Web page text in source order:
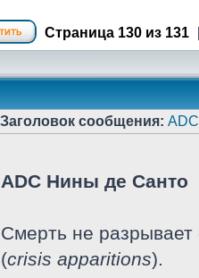
Страница 130 из 131
Заголовок сообщения:
ADC Нины де Санто
Смерть не
(crisis apparitions).